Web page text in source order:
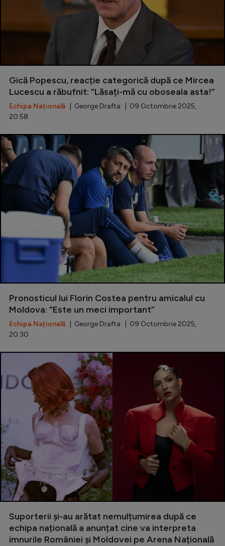
Gică Popescu, reacție categorică după ce Mircea
Lucescu a răbufnit: ”Lăsați-mă cu oboseala asta!”
Echipa Națională | George Drafta | 09 Octombrie 2025,
20:58
Pronosticul lui Florin Costea pentru amicalul cu
Moldova: ”Este un meci important”
Echipa Națională | George Drafta | 09 Octombrie 2025,
20:30
Suporterii și-au arătat nemulțumirea după ce
echipa națională a anunțat cine va interpreta
imnurile României și Moldovei pe Arena Națională